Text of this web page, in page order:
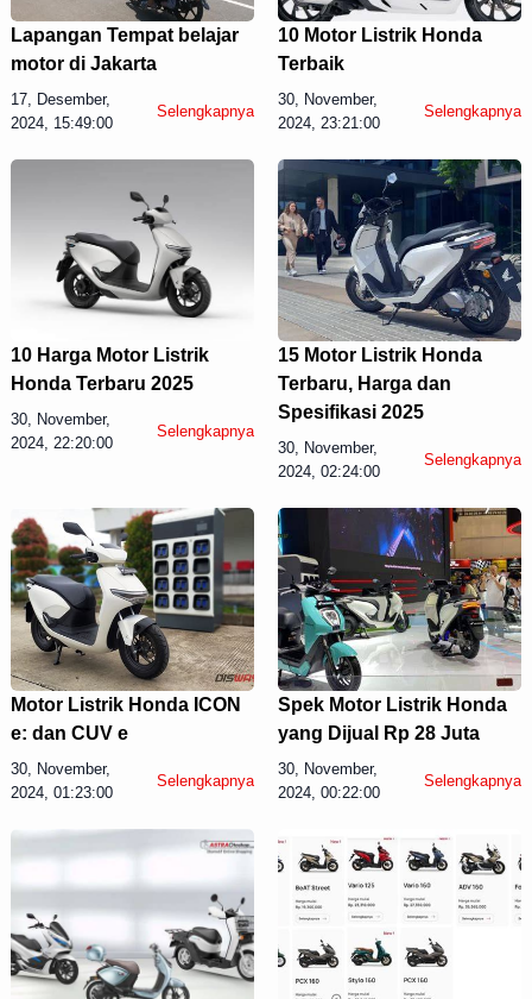
Lapangan Tempat belajar
motor di Jakarta
17, Desember,
2024, 15:49:00
Selengkapnya
10 Motor Listrik Honda
Terbaik
30, November,
2024, 23:21:00
Selengkapnya
10 Harga Motor Listrik
Honda Terbaru 2025
30, November,
2024, 22:20:00
Selengkapnya
15 Motor Listrik Honda
Terbaru, Harga dan
Spesifikasi 2025
30, November,
2024, 02:24:00
Selengkapnya
Motor Listrik Honda ICON
e: dan CUV e
30, November,
2024, 01:23:00
Selengkapnya
Spek Motor Listrik Honda
yang Dijual Rp 28 Juta
30, November,
2024, 00:22:00
Selengkapnya